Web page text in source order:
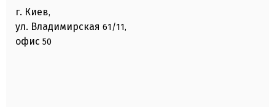
г. Киев,
ул. Владимирская 61/11,
офис 50